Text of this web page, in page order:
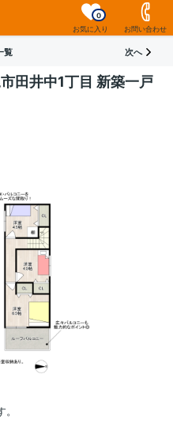
お気に入り
0
お問い合わせ
覧 次へ
井中1丁目 新築一戸